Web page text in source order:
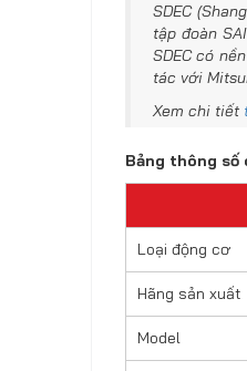
SDEC
tập đoàn
SDEC có
tác với
Xem chi tiết
Bảng thông số
Loại động cơ
Hãng sản xuất
Model